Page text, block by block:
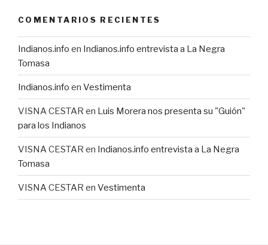
COMENTARIOS RECIENTES
Indianos.info en Indianos.info entrevista a La Negra
Tomasa
Indianos.info en Vestimenta
VISNA CESTAR en Luis Morera nos presenta su "Guión"
para los Indianos
VISNA CESTAR en Indianos.info entrevista a La Negra
Tomasa
VISNA CESTAR en Vestimenta